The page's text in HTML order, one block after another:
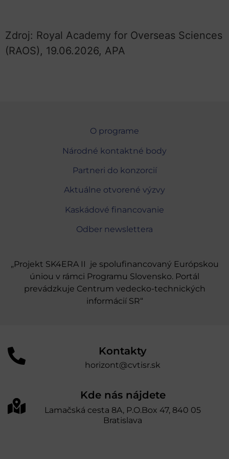
Zdroj: Royal Academy for Overseas Sciences
(RAOS), 19.06.2026, APA
O programe
Národné kontaktné body
Partneri do konzorcií
Aktuálne otvorené výzvy
Kaskádové financovanie
Odber newslettera
„Projekt SK4ERA II je spolufinancovaný Európskou
úniou v rámci Programu Slovensko. Portál
prevádzkuje Centrum vedecko-technických
informácií SR“
Kontakty
horizont@cvtisr.sk
Kde nás nájdete
Lamačská cesta 8A, P.O.Box 47, 840 05
Bratislava